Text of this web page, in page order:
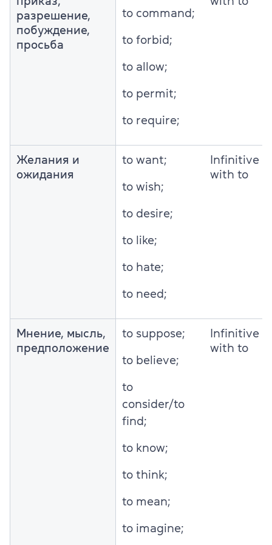
разрешение,
побуждение,
просьба
to command;
to forbid;
to allow;
to permit;
to require;
Желания и
ожидания
to want;
to wish;
to desire;
to like;
to hate;
to need;
Infinitive
with to
Мнение, мысль,
предположение
to suppose;
to believe;
to
consider/to
find;
to know;
to think;
to mean;
to imagine;
Infinitive
with to